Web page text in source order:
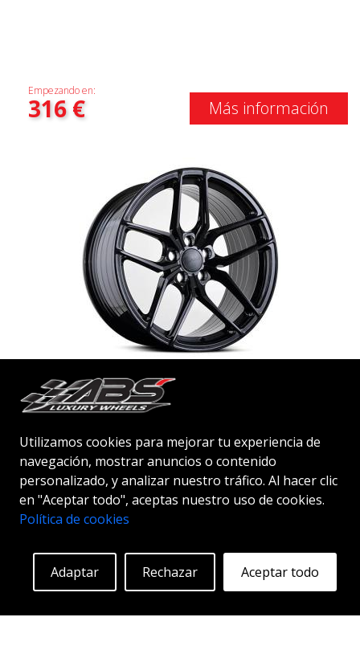
Utilizamos cookies para mejorar tu experiencia de
navegación, mostrar anuncios o contenido
personalizado, y analizar nuestro tráfico. Al hacer clic
en "Aceptar todo", aceptas nuestro uso de cookies.
Política de cookies
Aceptar todo
Rechazar
Adaptar
Empezando en:
316€ Más información
ABS F17
GLOSSY BLACK
20"
334€ Más información